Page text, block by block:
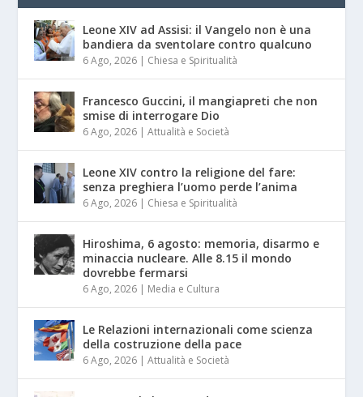
Leone XIV ad Assisi: il Vangelo non è una
bandiera da sventolare contro qualcuno
6 Ago, 2026 | Chiesa e Spiritualità
Francesco Guccini, il mangiapreti che non
smise di interrogare Dio
6 Ago, 2026 |Attualità e Società
Leone XIV contro la religione del fare:
senza preghiera l’uomo perde l’anima
6 Ago, 2026 | Chiesa e Spiritualità
Hiroshima, 6 agosto: memoria, disarmo e
minaccia nucleare. Alle 8.15 il mondo
dovrebbe fermarsi
6 Ago, 2026 | Media e Cultura
Le Relazioni internazionali come scienza
della costruzione della pace
6 Ago, 2026 |Attualità e Società